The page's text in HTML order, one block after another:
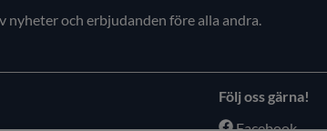
nyheter och erbjudanden före alla andra.
Följ oss gärna!